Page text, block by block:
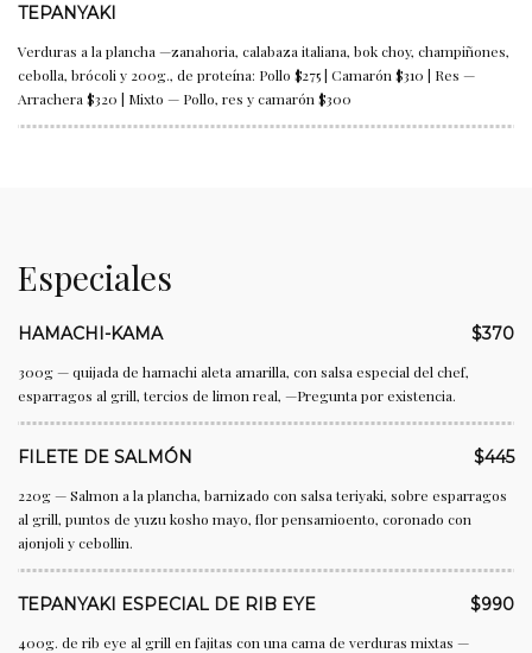
TEPANYAKI
Verduras a la plancha —zanahoria, calabaza italiana, bok choy, champiñones,
cebolla, brócoli y 200g., de proteína: Pollo $275 | Camarón $310 | Res —
Arrachera $320 | Mixto — Pollo, res y camarón $300
Especiales
HAMACHI-KAMA $370
300g — quijada de hamachi aleta amarilla, con salsa especial del chef,
esparragos al grill, tercios de limon real, —Pregunta por existencia.
FILETE DE SALMÓN $445
220g — Salmon a la plancha, barnizado con salsa teriyaki, sobre esparragos
al grill, puntos de yuzu kosho mayo, flor pensamioento, coronado con
ajonjoli y cebollin.
TEPANYAKI ESPECIAL DE RIB EYE $990
400g. de rib eye al grill en fajitas con una cama de verduras mixtas —